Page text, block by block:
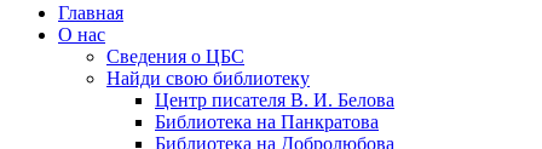
Главная
О нас
Сведения о ЦБС
Найди свою библиотеку
Центр писателя В. И. Белова
Библиотека на Панкратова
Библиотека на Добролюбова